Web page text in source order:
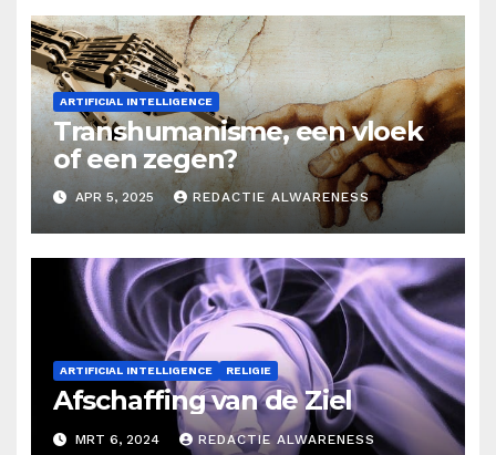
ARTIFICIAL INTELLIGENCE
Transhumanisme, een vloek
of een zegen?
APR 5, 2025 REDACTIE ALWARENESS
ARTIFICIAL INTELLIGENCE RELIGIE
Afschaffing van de Ziel
MRT 6, 2024 REDACTIE ALWARENESS